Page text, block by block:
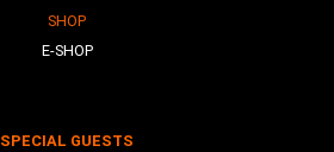
SHOP
E-SHOP
SPECIAL GUESTS